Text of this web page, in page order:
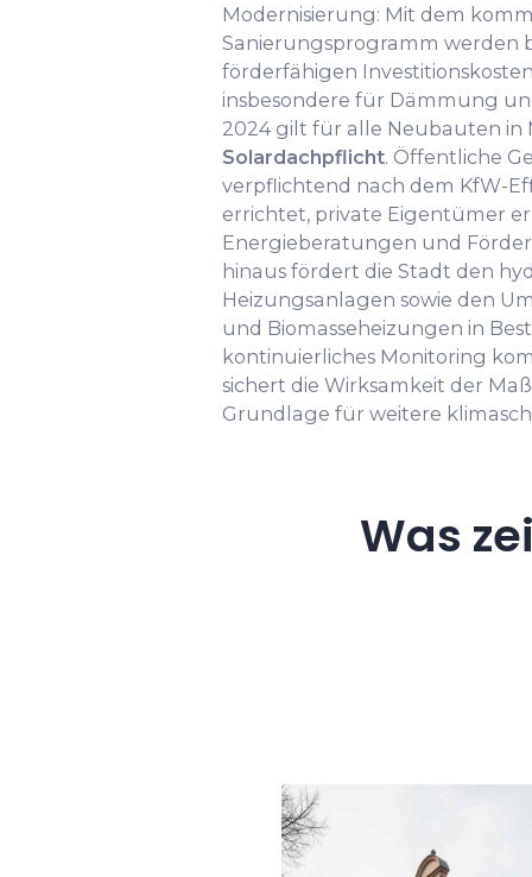
Modernisierung: Mit dem
Sanierungsprogramm werden
förderfähigen
insbesondere für Dämmung
2024 gilt für alle Neubauten in
Solardachpflicht. Öffentliche
verpflichtend nach dem KfW-
errichtet, private Eigentümer
Energieberatungen und
hinaus fördert die Stadt den
Heizungsanlagen sowie den
und Biomasseheizungen in
kontinuierliches Monitoring
sichert die Wirksamkeit der
Grundlage für weitere
Was